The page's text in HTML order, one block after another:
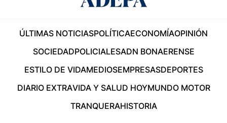
ÚLTIMAS NOTICIASPOLÍTICAECONOMÍAOPINIÓN
SOCIEDADPOLICIALESADN BONAERENSE
ESTILO DE VIDAMEDIOSEMPRESASDEPORTES
DIARIO EXTRAVIDA Y SALUD HOYMUNDO MOTOR
TRANQUERAHISTORIA